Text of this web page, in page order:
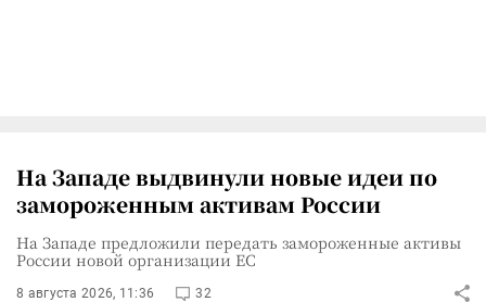
На Западе выдвинули новые идеи по
замороженным активам России
На Западе предложили передать замороженные активы
России новой организации ЕС
8 августа 2026, 11:36 32